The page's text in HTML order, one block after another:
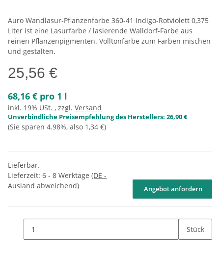
Auro Wandlasur-Pflanzenfarbe 360-41 Indigo-Rotviolett 0,375
Liter ist eine Lasurfarbe / lasierende Walldorf-Farbe aus
reinen Pflanzenpigmenten. Volltonfarbe zum Farben mischen
und gestalten.
25,56 €
68,16 € pro 1 l
inkl. 19% USt. , zzgl. Versand
Unverbindliche Preisempfehlung des Herstellers: 26,90 €
(Sie sparen 4.98%, also 1,34 €)
Lieferbar.
Lieferzeit: 6 - 8 Werktage (DE -
Ausland abweichend)
Angebot anfordern
Stück